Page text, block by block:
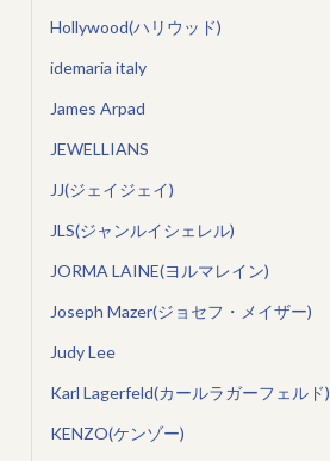
Hollywood(ハリウッド)
idemaria italy
James Arpad
JEWELLIANS
JJ(ジェイジェイ)
JLS(ジャンルイシェレル)
JORMA LAINE(ヨルマレイン)
Joseph Mazer(ジョセフ・メイザー)
Judy Lee
Karl Lagerfeld(カールラガーフェルド)
KENZO(ケンゾー)